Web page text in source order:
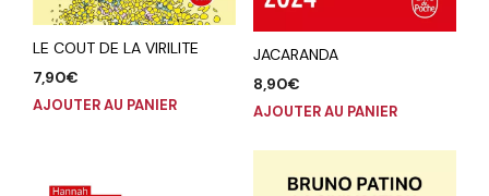
LE COUT DE LA VIRILITE
7,90€
AJOUTER AU PANIER
JACARANDA
8,90€
AJOUTER AU PANIER